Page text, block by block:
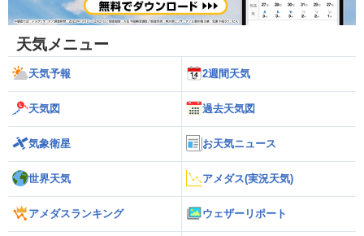
天気メニュー
天気予報 2週間天気
天気図 過去天気図
気象衛星 お天気ニュース
世界天気 アメダス(実況天気)
アメダスランキング ウェザーリポート